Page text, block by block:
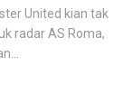
United kian tak
radar AS Roma,